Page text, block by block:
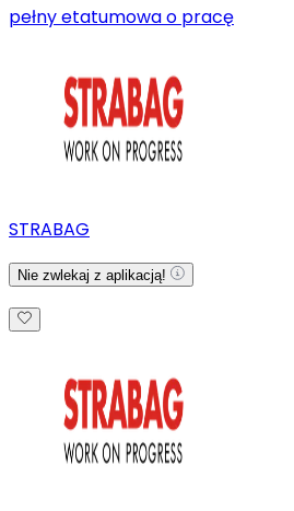
pełny etatumowa o pracę
STRABAG
Nie zwlekaj z aplikacją!